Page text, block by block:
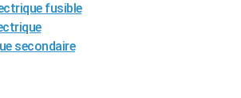
fusible
secondaire